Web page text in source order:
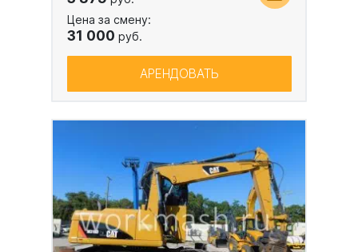
Цена за смену:
31 000 руб.
АРЕНДОВАТЬ